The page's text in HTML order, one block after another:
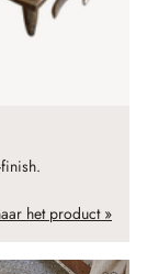
het product »